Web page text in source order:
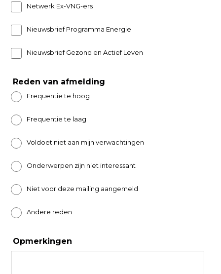
Netwerk Ex-VNG-ers
Nieuwsbrief Programma Energie
Nieuwsbrief Gezond en Actief Leven
Reden van afmelding
Frequentie te hoog
Frequentie te laag
Voldoet niet aan mijn verwachtingen
Onderwerpen zijn niet interessant
Niet voor deze mailing aangemeld
Andere reden
Opmerkingen